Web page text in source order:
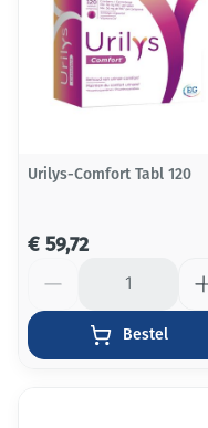
Urilys-Comfort Tabl 120
€ 59,72
Bestel